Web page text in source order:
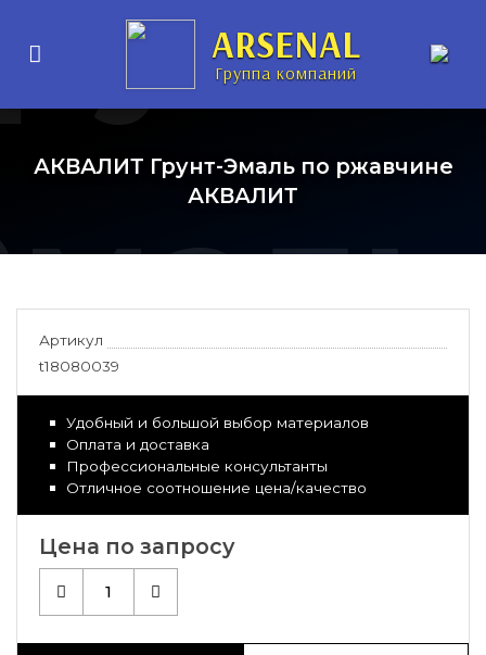
ARSENAL
Группа компаний
АКВАЛИТ Грунт-Эмаль по ржавчине
АКВАЛИТ
Артикул
t18080039
Удобный и большой выбор материалов
Оплата и доставка
Профессиональные консультанты
Отличное соотношение цена/качество
Цена по запросу
1